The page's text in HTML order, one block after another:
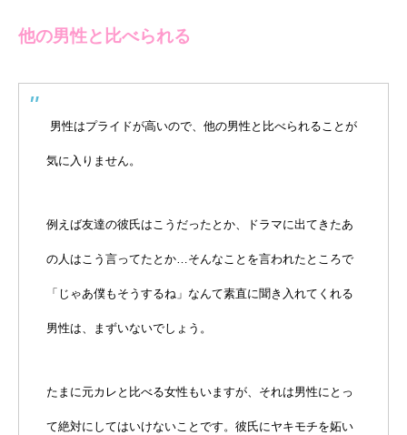
他の男性と比べられる
男性はプライドが高いので、他の男性と比べられることが
気に入りません。
例えば友達の彼氏はこうだったとか、ドラマに出てきたあ
の人はこう言ってたとか…そんなことを言われたところで
「じゃあ僕もそうするね」なんて素直に聞き入れてくれる
男性は、まずいないでしょう。
たまに元カレと比べる女性もいますが、それは男性にとっ
て絶対にしてはいけないことです。彼氏にヤキモチを妬い